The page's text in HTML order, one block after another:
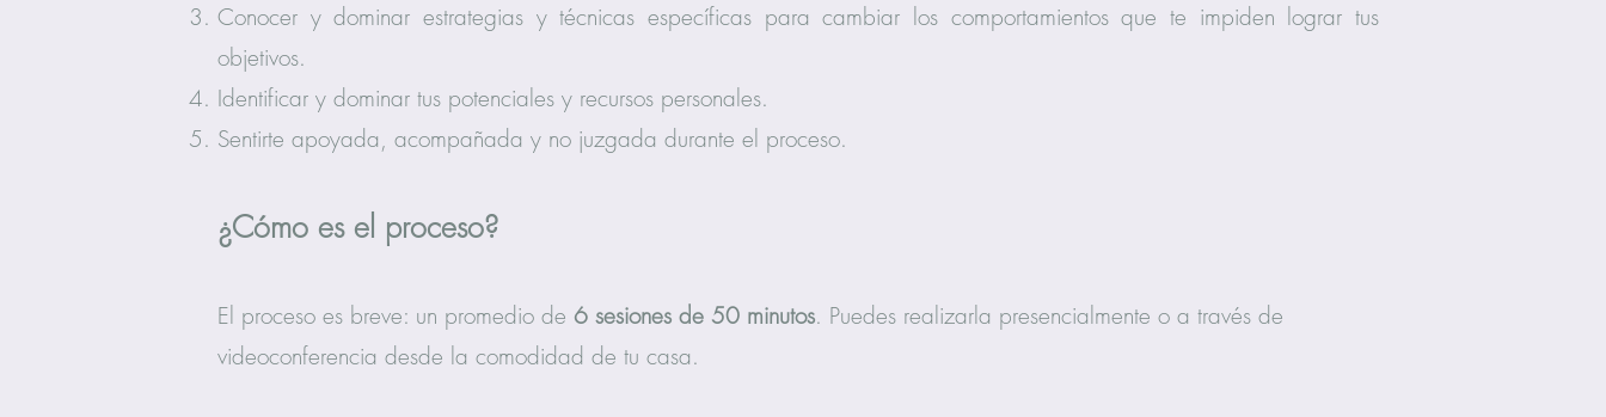
Conocer y dominar estrategias y técnicas específicas para cambiar los comportamientos que te impiden lograr tus
objetivos.
Identificar y dominar tus potenciales y recursos personales.
Sentirte apoyada, acompañada y no juzgada durante el proceso.
¿Cómo es el proceso?
El proceso es breve: un promedio de 6 sesiones de 50 minutos. Puedes realizarla presencialmente o a través de
videoconferencia desde la comodidad de tu casa.